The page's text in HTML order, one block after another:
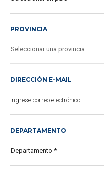
PROVINCIA
DIRECCIÓN E-MAIL
DEPARTAMENTO